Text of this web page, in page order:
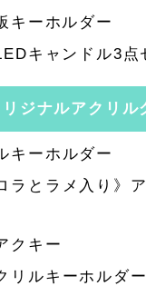
キーホルダー
キャンドル3点
リジナルアクリル
キーホルダー
ラとラメ入り》
クキー
リルキーホルダー